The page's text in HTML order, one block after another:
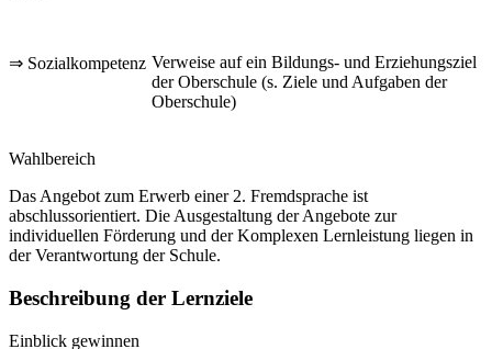
⇒ Sozialkompetenz Verweise auf ein Bildungs- und Erziehungsziel
der Oberschule (s. Ziele und Aufgaben der
Oberschule)
Wahlbereich
Das Angebot zum Erwerb einer 2. Fremdsprache ist
abschlussorientiert. Die Ausgestaltung der Angebote zur
individuellen Förderung und der Komplexen Lernleistung liegen in
der Verantwortung der Schule.
Beschreibung der Lernziele
Einblick gewinnen